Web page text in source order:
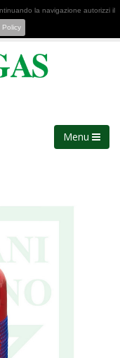
la navigazione autorizzi il
Policy
Menu